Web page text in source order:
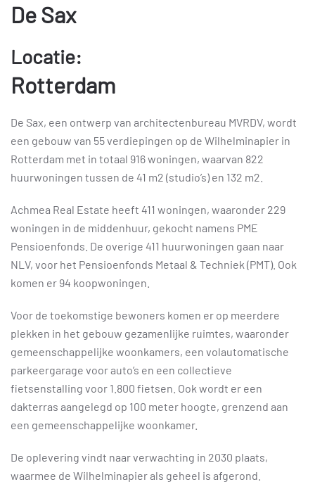
De Sax
Locatie:
Rotterdam
De Sax, een ontwerp van architectenbureau MVRDV, wordt
een gebouw van 55 verdiepingen op de Wilhelminapier in
Rotterdam met in totaal 916 woningen, waarvan 822
huurwoningen tussen de 41 m2 (studio’s) en 132 m2.
Achmea Real Estate heeft 411 woningen, waaronder 229
woningen in de middenhuur, gekocht namens PME
Pensioenfonds. De overige 411 huurwoningen gaan naar
NLV, voor het Pensioenfonds Metaal & Techniek (PMT). Ook
komen er 94 koopwoningen.
Voor de toekomstige bewoners komen er op meerdere
plekken in het gebouw gezamenlijke ruimtes, waaronder
gemeenschappelijke woonkamers, een volautomatische
parkeergarage voor auto’s en een collectieve
fietsenstalling voor 1.800 fietsen. Ook wordt er een
dakterras aangelegd op 100 meter hoogte, grenzend aan
een gemeenschappelijke woonkamer.
De oplevering vindt naar verwachting in 2030 plaats,
waarmee de Wilhelminapier als geheel is afgerond.